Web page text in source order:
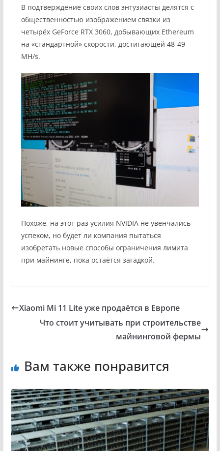
В подтверждение своих слов энтузиасты делятся с
общественностью изображением связки из
четырёх GeForce RTX 3060, добывающих Ethereum
на «стандартной» скорости, достигающей 48-49
MH/s.
Похоже, на этот раз усилия NVIDIA не увенчались
успехом, но будет ли компания пытаться
изобретать новые способы ограничения лимита
при майнинге, пока остаётся загадкой.
Xiaomi Mi 11 Lite уже продаётся в Европе
Что стоит учитывать при строительстве
майнинговой фермы
Вам также понравится